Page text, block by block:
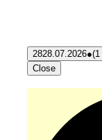
2828.07.2026●(1
Close